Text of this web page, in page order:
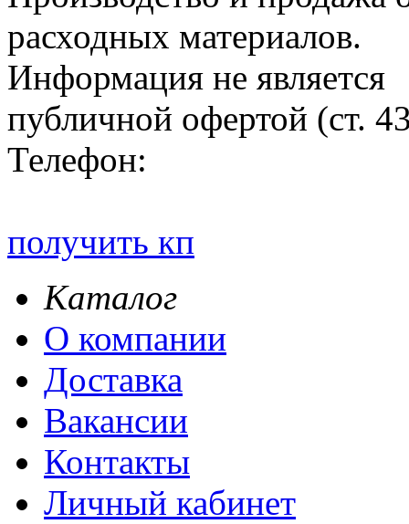
расходных материалов.
Информация не является
публичной офертой (ст.
Телефон:
получить кп
Каталог
О компании
Доставка
Вакансии
Контакты
Личный кабинет